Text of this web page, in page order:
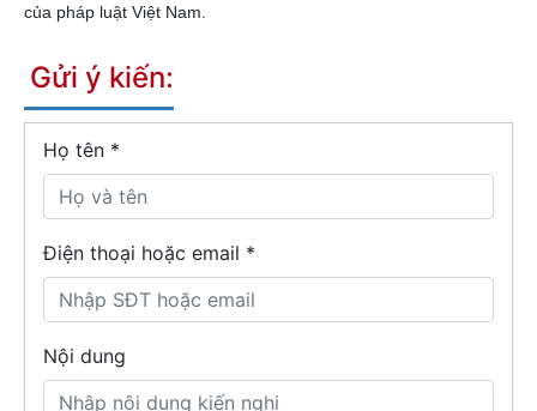
của pháp luật Việt Nam.
Gửi ý kiến:
Họ tên *
Điện thoại hoặc email *
Nội dung